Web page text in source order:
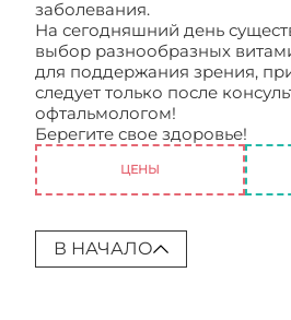
заболевания.
На сегодняшний день
выбор разнообразных
для поддержания зрения,
следует только после
офтальмологом!
Берегите свое здоровье!
ЦЕНЫ
В НАЧАЛО